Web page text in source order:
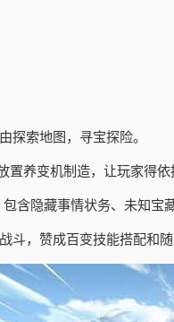
探索地图，寻宝探险。
养变机制造，让玩家得依
含隐藏事情状务、未知宝
，赞成百变技能搭配和随